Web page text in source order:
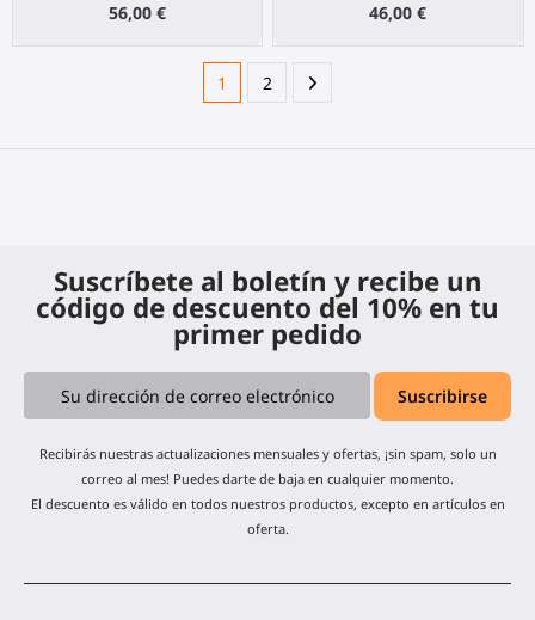
56,00 € 46,00 €
1 2
Suscríbete al boletín y recibe un
código de descuento del 10% en tu
primer pedido
Recibirás nuestras actualizaciones mensuales y ofertas, ¡sin spam, solo un
correo al mes! Puedes darte de baja en cualquier momento.
El descuento es válido en todos nuestros productos, excepto en artículos en
oferta.